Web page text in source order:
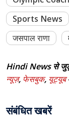
Sports News
जसपाल राणा
Hindi News से जुड़े
न्यूज़, फेसबुक, यूट्यूब
संबंधित खबरें